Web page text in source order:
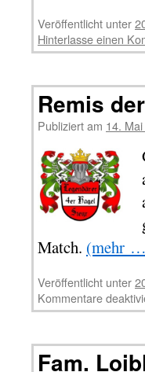
Veröffentlicht unter
Hinterlasse einen
Remis
Publiziert am 14.
Match. (mehr
Veröffentlicht unter
Kommentare
Fam.